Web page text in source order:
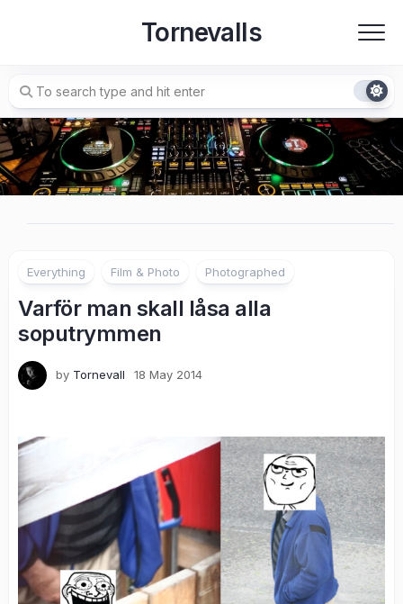
Tornevalls
Everything Film & Photo Photographed
Varför man skall låsa alla
soputrymmen
by Tornevall 18 May 2014